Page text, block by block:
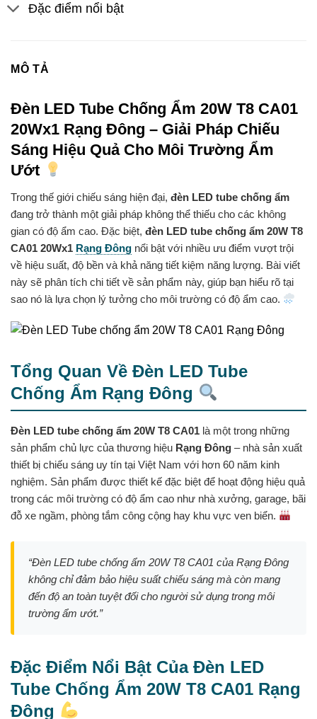
Đặc điểm nổi bật
MÔ TẢ
Đèn LED Tube Chống Ẩm 20W T8 CA01
20Wx1 Rạng Đông – Giải Pháp Chiếu
Sáng Hiệu Quả Cho Môi Trường Ẩm
Ướt
Trong thế giới chiếu sáng hiện đại, đèn LED tube chống ẩm
đang trở thành một giải pháp không thể thiếu cho các không
gian có độ ẩm cao. Đặc biệt, đèn LED tube chống ẩm 20W T8
CA01 20Wx1 Rạng Đông nổi bật với nhiều ưu điểm vượt trội
về hiệu suất, độ bền và khả năng tiết kiệm năng lượng. Bài viết
này sẽ phân tích chi tiết về sản phẩm này, giúp bạn hiểu rõ tại
sao nó là lựa chọn lý tưởng cho môi trường có độ ẩm cao.
Tổng Quan Về Đèn LED Tube
Chống Ẩm Rạng Đông
Đèn LED tube chống ẩm 20W T8 CA01 là một trong những
sản phẩm chủ lực của thương hiệu Rạng Đông – nhà sản xuất
thiết bị chiếu sáng uy tín tại Việt Nam với hơn 60 năm kinh
nghiệm. Sản phẩm được thiết kế đặc biệt để hoạt động hiệu quả
trong các môi trường có độ ẩm cao như nhà xưởng, garage, bãi
đỗ xe ngầm, phòng tắm công cộng hay khu vực ven biển.
“Đèn LED tube chống ẩm 20W T8 CA01 của Rạng Đông
không chỉ đảm bảo hiệu suất chiếu sáng mà còn mang
đến độ an toàn tuyệt đối cho người sử dụng trong môi
trường ẩm ướt.”
Đặc Điểm Nổi Bật Của Đèn LED
Tube Chống Ẩm 20W T8 CA01 Rạng
Đông